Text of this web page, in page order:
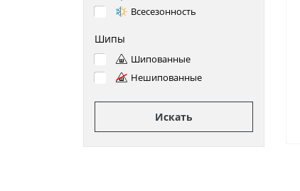
Всесезонность
Шипы
Шипованные
Нешипованные
Искать